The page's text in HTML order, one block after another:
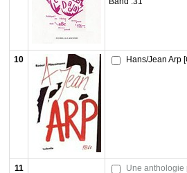
10 Hans/Jean Arp
11 Une anthologie